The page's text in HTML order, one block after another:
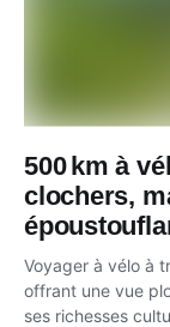
500 km à
clochers,
Voyager à vélo à
offrant une vue
ses richesses